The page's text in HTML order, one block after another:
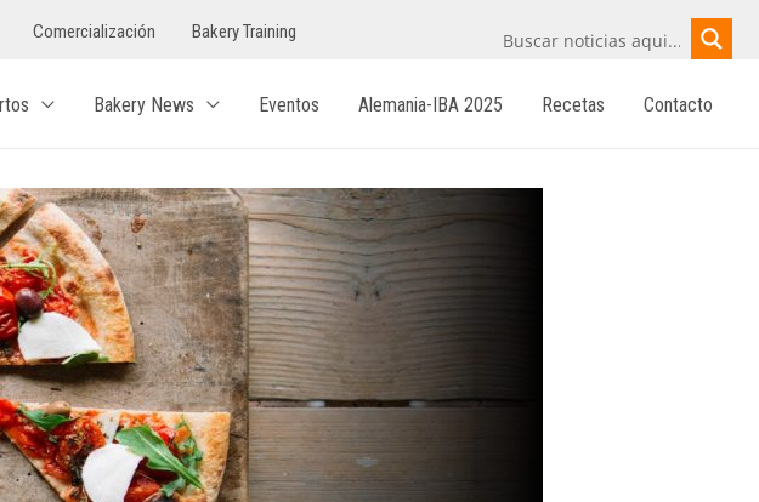
Comercialización Bakery Training
Bakery News Eventos Alemania-IBA 2025 Recetas Contacto